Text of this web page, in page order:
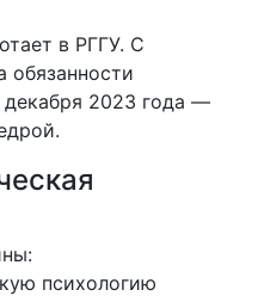
в РГГУ. C
обязанности
2023 года —
психологию